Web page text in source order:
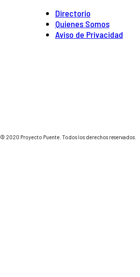
Directorio
Quienes Somos
Aviso de Privacidad
© 2020 Proyecto Puente. Todos los derechos reservados.